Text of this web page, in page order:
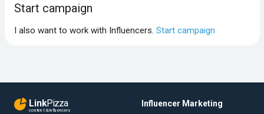
Start campaign
I also want to work with Influencers. Start campaign
LinkPizza
content & influencers
Influencer Marketing